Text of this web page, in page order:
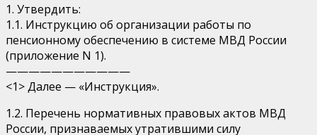
1. Утвердить:
1.1. Инструкцию об организации работы по
пенсионному обеспечению в системе МВД России
(приложение N 1).
———————————
<1> Далее — «Инструкция».
1.2. Перечень нормативных правовых актов МВД
России, признаваемых утратившими силу